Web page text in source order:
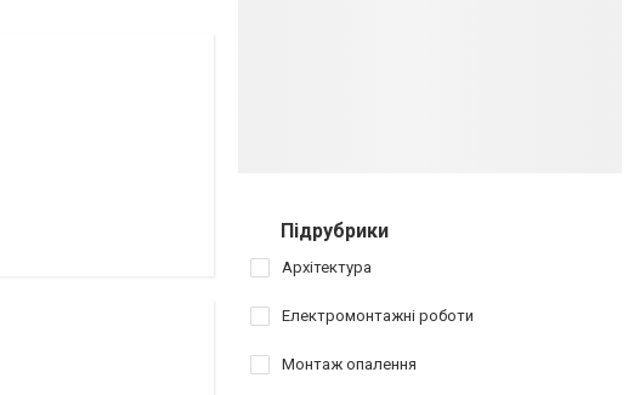
Підрубрики
Архітектура
Електромонтажні роботи
Монтаж опалення